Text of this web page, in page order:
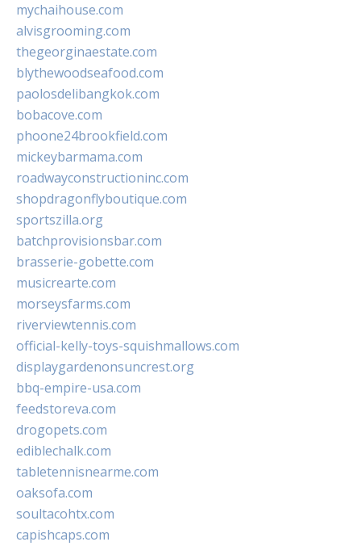
mychaihouse.com
alvisgrooming.com
thegeorginaestate.com
blythewoodseafood.com
paolosdelibangkok.com
bobacove.com
phoone24brookfield.com
mickeybarmama.com
roadwayconstructioninc.com
shopdragonflyboutique.com
sportszilla.org
batchprovisionsbar.com
brasserie-gobette.com
musicrearte.com
morseysfarms.com
riverviewtennis.com
official-kelly-toys-squishmallows.com
displaygardenonsuncrest.org
bbq-empire-usa.com
feedstoreva.com
drogopets.com
ediblechalk.com
tabletennisnearme.com
oaksofa.com
soultacohtx.com
capishcaps.com